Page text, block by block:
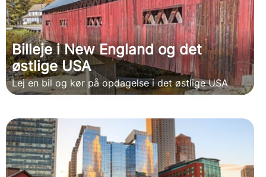
Billeje i New England og det
østlige USA
Lej en bil og kør på opdagelse i det østlige USA